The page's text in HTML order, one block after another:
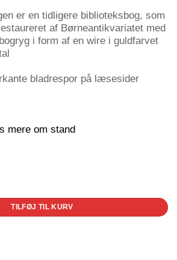
er en tidligere biblioteksbog, som
af Børneantikvariatet med
i form af en wire i guldfarvet
bladrespor på læsesider
mere om stand
TILFØJ TIL KURV